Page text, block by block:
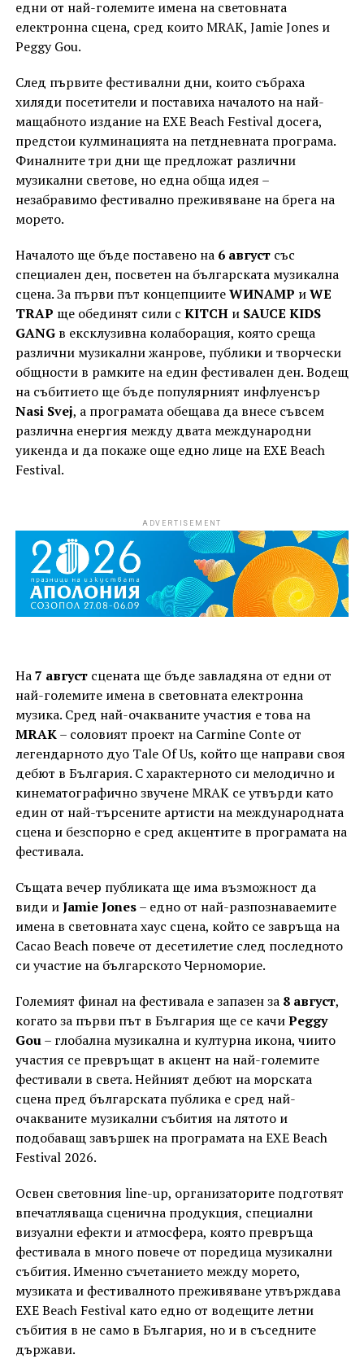
едни от най-големите имена на световната
електронна сцена, сред които MRAK, Jamie Jones и
Peggy Gou.
След първите фестивални дни, които събраха
хиляди посетители и поставиха началото на най-
мащабното издание на EXE Beach Festival досега,
предстои кулминацията на петдневната програма.
Финалните три дни ще предложат различни
музикални светове, но една обща идея –
незабравимо фестивално преживяване на брега на
морето.
Началото ще бъде поставено на 6 августсъс
специален ден, посветен на българската музикална
сцена. За първи път концепциитеWИNAMP иWE
TRAP ще обединят сили с KITCHи SAUCE KIDS
GANGв ексклузивна колаборация, която среща
различни музикални жанрове, публики и творчески
общности в рамките на един фестивален ден. Водещ
на събитието ще бъде популярният инфлуенсър
Nasi Svej, а програмата обещава да внесе съвсем
различна енергия между двата международни
уикенда и да покаже още едно лице на EXE Beach
Festival.
ADVERTISEMENT
На7 августсцената ще бъде завладяна от едни от
най-големите имена в световната електронна
музика. Сред най-очакваните участия е това на
MRAK– соловият проект на Carmine Conte от
легендарното дуо Tale Of Us, който ще направи своя
дебют в България. С характерното си мелодично и
кинематографично звучене MRAK се утвърди като
един от най-търсените артисти на международната
сцена и безспорно е сред акцентите в програмата на
фестивала.
Същата вечер публиката ще има възможност да
види иJamie Jones– едно от най-разпознаваемите
имена в световната хаус сцена, който се завръща на
Cacao Beach повече от десетилетие след последното
си участие на българското Черноморие.
Големият финал на фестивала е запазен за 8 август,
когато за първи път в България ще се качиPeggy
Gou– глобална музикална и културна икона, чиито
участия се превръщат в акцент на най-големите
фестивали в света. Нейният дебют на морската
сцена пред българската публика е сред най-
очакваните музикални събития на лятото и
подобаващ завършек на програмата на EXE Beach
Festival 2026.
Освен световния line-up, организаторите подготвят
впечатляваща сценична продукция, специални
визуални ефекти и атмосфера, която превръща
фестивала в много повече от поредица музикални
събития. Именно съчетанието между морето,
музиката и фестивалното преживяване утвърждава
EXE Beach Festival като едно от водещите летни
събития в не само в България, но и в съседните
държави.